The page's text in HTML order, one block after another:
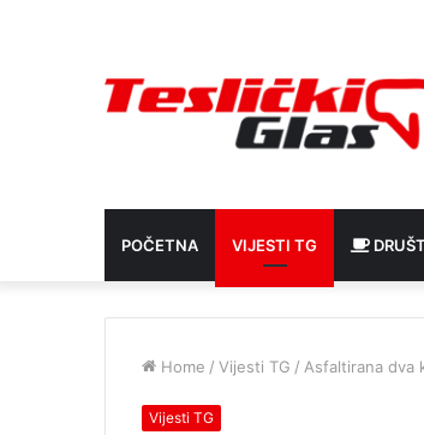
POČETNA VIJESTI TG
Home / Vijesti TG / Asfaltirana dva
Vijesti TG